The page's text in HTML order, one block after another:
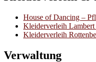
House of Dancing –
Kleiderverleih
Kleiderverleih
Verwaltung